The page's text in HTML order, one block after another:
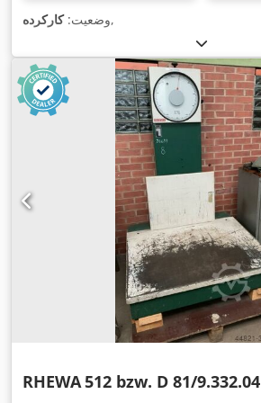
وضعیت:کارکرده ,
RHEWA512 bzw. D 81/9.332.04